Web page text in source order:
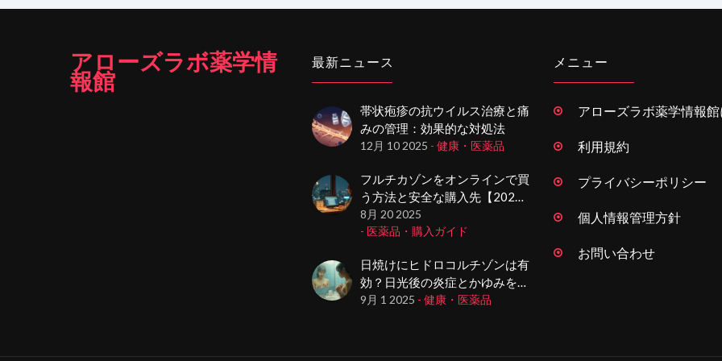
アローズラボ薬学情
報館
最新ニュース
帯状疱疹の抗ウイルス治療と痛
みの管理：効果的な対処法
12月 10 2025 - 健康・医薬品
フルチカゾンをオンラインで買
う方法と安全な購入先【2025
年版】
8月 20 2025
- 医薬品・購入ガイド
日焼けにヒドロコルチゾンは有
効？日光後の炎症とかゆみを抑
える使い方ガイド
9月 1 2025 - 健康・医薬品
メニュー
アローズラボ薬学情報
利用規約
プライバシーポリシー
個人情報管理方針
お問い合わせ